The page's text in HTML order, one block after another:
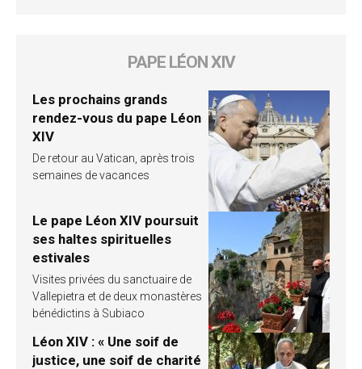
PAPE LÉON XIV
Les prochains grands
rendez-vous du pape Léon
XIV
De retour au Vatican, après trois
semaines de vacances
Le pape Léon XIV poursuit
ses haltes spirituelles
estivales
Visites privées du sanctuaire de
Vallepietra et de deux monastères
bénédictins à Subiaco
Léon XIV : « Une soif de
justice, une soif de charité